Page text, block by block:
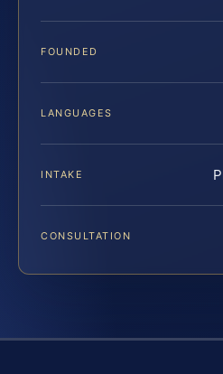
FOUNDED
LANGUAGES
INTAKE
CONSULTATION